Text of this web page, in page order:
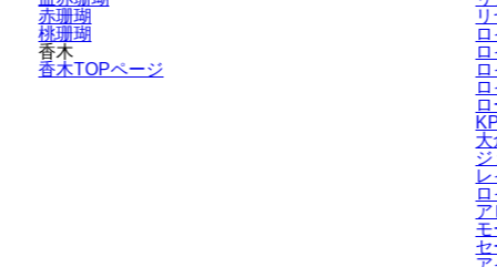
赤珊瑚
桃珊瑚
香木
香木TOPページ
大
ア
モ
セ